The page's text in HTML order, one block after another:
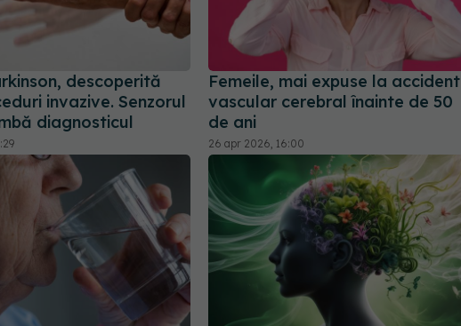
descoperită
invazive. Senzorul
diagnosticul
Femeile, mai expuse la accident
vascular cerebral înainte de 50
de ani
26 apr 2026, 16:00